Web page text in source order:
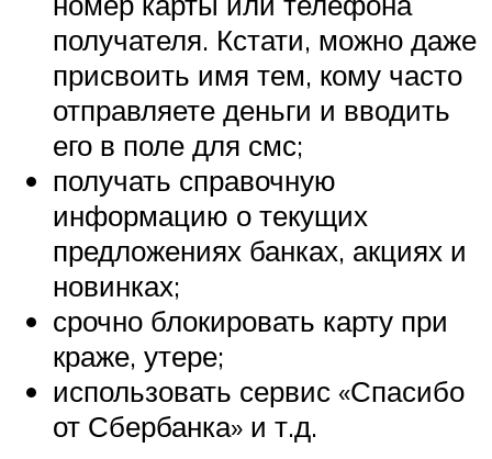
получателя. Кстати, можно даже
присвоить имя тем, кому часто
отправляете деньги и вводить
его в поле для смс;
получать справочную
информацию о текущих
предложениях банках, акциях и
новинках;
срочно блокировать карту при
краже, утере;
использовать сервис «Спасибо
от Сбербанка» и т.д.